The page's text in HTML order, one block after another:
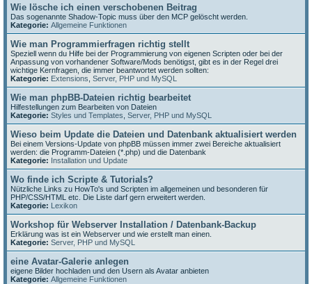
Wie lösche ich einen verschobenen Beitrag
Das sogenannte Shadow-Topic muss über den MCP gelöscht werden.
Kategorie: Allgemeine Funktionen
Wie man Programmierfragen richtig stellt
Speziell wenn du Hilfe bei der Programmierung von eigenen Scripten oder bei der
Anpassung von vorhandener Software/Mods benötigst, gibt es in der Regel drei
wichtige Kernfragen, die immer beantwortet werden sollten:
Kategorie: Extensions Server, PHP und MySQL
Wie man phpBB-Dateien richtig bearbeitet
Hilfestellungen zum Bearbeiten von Dateien
Kategorie: Styles und Templates Server, PHP und MySQL
Wieso beim Update die Dateien und Datenbank aktualisiert werden
Bei einem Versions-Update von phpBB müssen immer zwei Bereiche aktualisiert
werden: die Programm-Dateien (*.php) und die Datenbank
Kategorie: Installation und Update
Wo finde ich Scripte & Tutorials?
Nützliche Links zu HowTo's und Scripten im allgemeinen und besonderen für
PHP/CSS/HTML etc. Die Liste darf gern erweitert werden.
Kategorie: Lexikon
Workshop für Webserver Installation / Datenbank-Backup
Erklärung was ist ein Webserver und wie erstellt man einen.
Kategorie: Server, PHP und MySQL
eine Avatar-Galerie anlegen
eigene Bilder hochladen und den Usern als Avatar anbieten
Kategorie: Allgemeine Funktionen